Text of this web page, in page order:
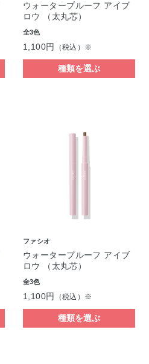
ウォータープルーフ アイブ
ロウ （太丸芯）
全3色
1,100円 （税込）※
種類を選ぶ
ファシオ
ウォータープルーフ アイブ
ロウ （太丸芯）
全3色
1,100円 （税込）※
種類を選ぶ